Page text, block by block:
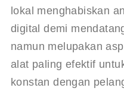
lokal menghabiskan
digital demi
namun melupakan
alat paling efektif
konstan dengan